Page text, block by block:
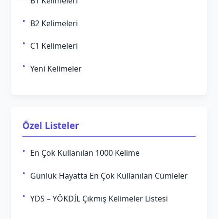
B2 Kelimeleri
C1 Kelimeleri
Yeni Kelimeler
Özel Listeler
En Çok Kullanılan 1000 Kelime
Günlük Hayatta En Çok Kullanılan Cümleler
YDS – YÖKDİL Çıkmış Kelimeler Listesi